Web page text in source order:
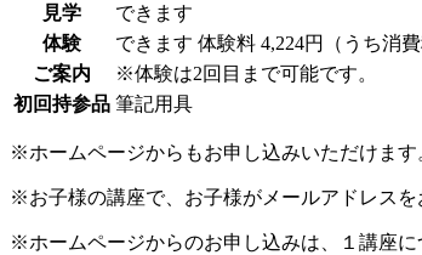
見学
できます
体験
できます 体験料 4,224円（うち消費
ご案内
※体験は2回目まで可能です。
初回持参品 筆記用具
※ホームページからもお申し込みいただけま
※お子様の講座で、お子様がメールアドレス
※ホームページからのお申し込みは、１講座